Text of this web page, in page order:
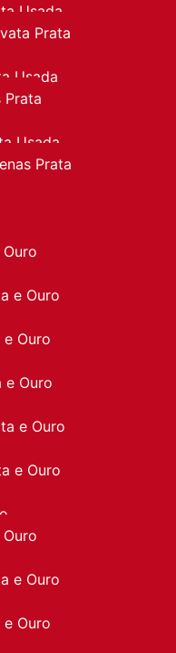
Usada
Prata
Usada
Prata
Usada
Prata
e Ouro
Ouro
e Ouro
e Ouro
e Ouro
e Ouro
Ouro